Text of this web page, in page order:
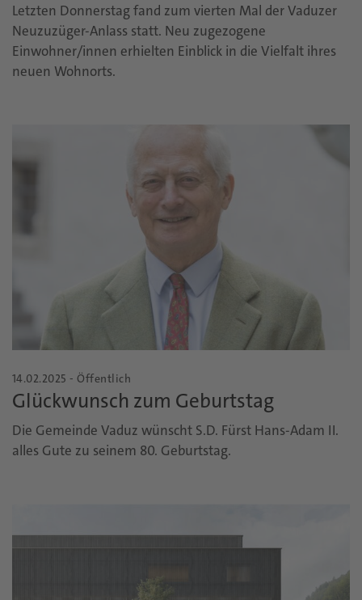
Letzten Donnerstag fand zum vierten Mal der Vaduzer
Neuzuzüger-Anlass statt. Neu zugezogene
Einwohner/innen erhielten Einblick in die Vielfalt ihres
neuen Wohnorts.
14.02.2025 - Öffentlich
Glückwunsch zum Geburtstag
Die Gemeinde Vaduz wünscht S.D. Fürst Hans-Adam II.
alles Gute zu seinem 80. Geburtstag.